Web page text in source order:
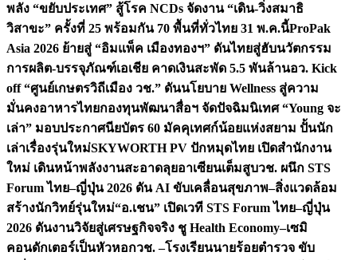
พลัง “ขยับประเทศ” สู้โรค NCDs จัดงาน “เดิน-วิ่งสมาธิ
วิสาขะ” ครั้งที่ 25 พร้อมกัน 70 พื้นที่ทั่วไทย 31 พ.ค.นี้ProPak
Asia 2026 ย้ายสู่ “อิมแพ็ค เมืองทองฯ” ดันไทยสู่ฮับนวัตกรรม
การผลิต-บรรจุภัณฑ์เอเชีย คาดเงินสะพัด 5.5 พันล้านอว. Kick
off “ศูนย์เกษตรวิถีเมือง วช.” ดันนโยบาย Wellness สู่ความ
มั่นคงอาหารไทยกองทุนพัฒนาสื่อฯ จัดปัจฉิมนิเทศ “Young จะ
เล่า” มอบประกาศนียบัตร 60 มัคคุเทศก์น้อยแห่งสยาม ปั้นนัก
เล่าเรื่องรุ่นใหม่SKYWORTH PV ปักหมุดไทย เปิดสำนักงาน
ใหม่ เดินหน้าพลังงานสะอาดลุยอาเซียนเต็มสูบวช. ผนึก STS
Forum ไทย–ญี่ปุ่น 2026 ดัน AI ขับเคลื่อนสุขภาพ–สิ่งแวดล้อม
สร้างนักวิทย์รุ่นใหม่“อ.เชน” เปิดเวที STS Forum ไทย–ญี่ปุ่น
2026 ดันงานวิจัยสู่เศรษฐกิจจริง ชู Health Economy–เซมิ
คอนดักเตอร์เป็นหัวหอกวช. –โรงเรียนนายร้อยตำรวจ ขับ